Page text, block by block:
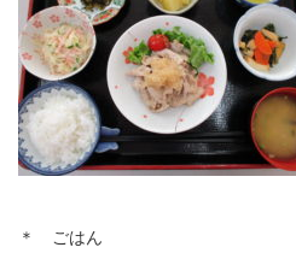
＊ ごはん